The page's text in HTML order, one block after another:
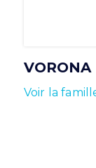
VORONA
Voir la